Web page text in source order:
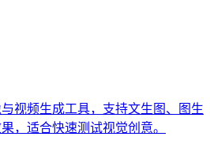
视频生成工具，支持文生图、图生
，适合快速测试视觉创意。